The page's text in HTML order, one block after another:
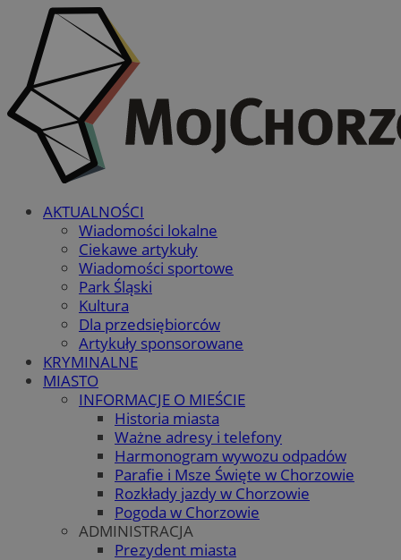
AKTUALNOŚCI
Wiadomości lokalne
Ciekawe artykuły
Wiadomości sportowe
Park Śląski
Kultura
Dla przedsiębiorców
Artykuły sponsorowane
KRYMINALNE
MIASTO
INFORMACJE O MIEŚCIE
Historia miasta
Ważne adresy i telefony
Harmonogram wywozu odpadów
Parafie i Msze Święte w Chorzowie
Rozkłady jazdy w Chorzowie
Pogoda w Chorzowie
ADMINISTRACJA
Prezydent miasta